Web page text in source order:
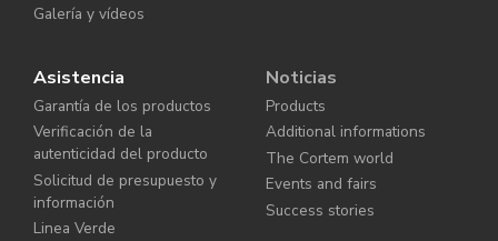
Galería y vídeos
Asistencia
Garantía de los productos
Verificación de la
autenticidad del producto
Solicitud de presupuesto y
información
Linea Verde
Noticias
Products
Additional informations
The Cortem world
Events and fairs
Success stories